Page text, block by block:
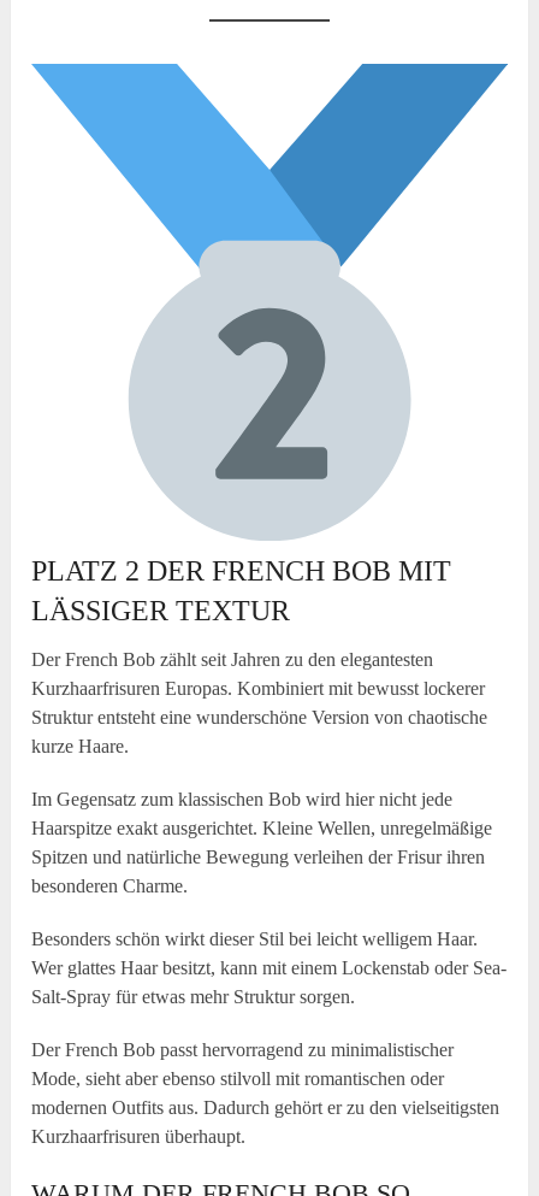
PLATZ 2 DER FRENCH BOB MIT
LÄSSIGER TEXTUR
Der French Bob zählt seit Jahren zu den elegantesten
Kurzhaarfrisuren Europas. Kombiniert mit bewusst lockerer
Struktur entsteht eine wunderschöne Version von chaotische
kurze Haare.
Im Gegensatz zum klassischen Bob wird hier nicht jede
Haarspitze exakt ausgerichtet. Kleine Wellen, unregelmäßige
Spitzen und natürliche Bewegung verleihen der Frisur ihren
besonderen Charme.
Besonders schön wirkt dieser Stil bei leicht welligem Haar.
Wer glattes Haar besitzt, kann mit einem Lockenstab oder Sea-
Salt-Spray für etwas mehr Struktur sorgen.
Der French Bob passt hervorragend zu minimalistischer
Mode, sieht aber ebenso stilvoll mit romantischen oder
modernen Outfits aus. Dadurch gehört er zu den vielseitigsten
Kurzhaarfrisuren überhaupt.